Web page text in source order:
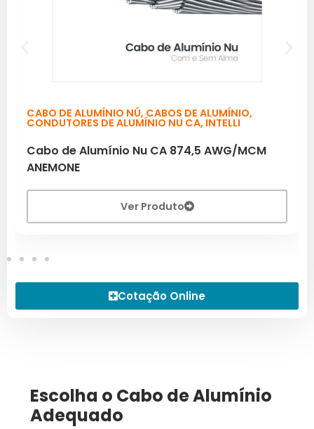
CABO DE ALUMÍNIO NÚ, CABOS DE ALUMÍNIO,
CONDUTORES DE ALUMÍNIO NU CA, INTELLI
Cabo de Alumínio Nu CA 874,5 AWG/MCM
ANEMONE
Ver Produto
Cotação Online
Escolha o Cabo de Alumínio
Adequado